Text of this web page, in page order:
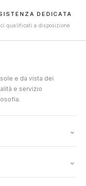
DEDICATA
qualificati a disposizione
e da vista dei
e servizio
⌄
⌄